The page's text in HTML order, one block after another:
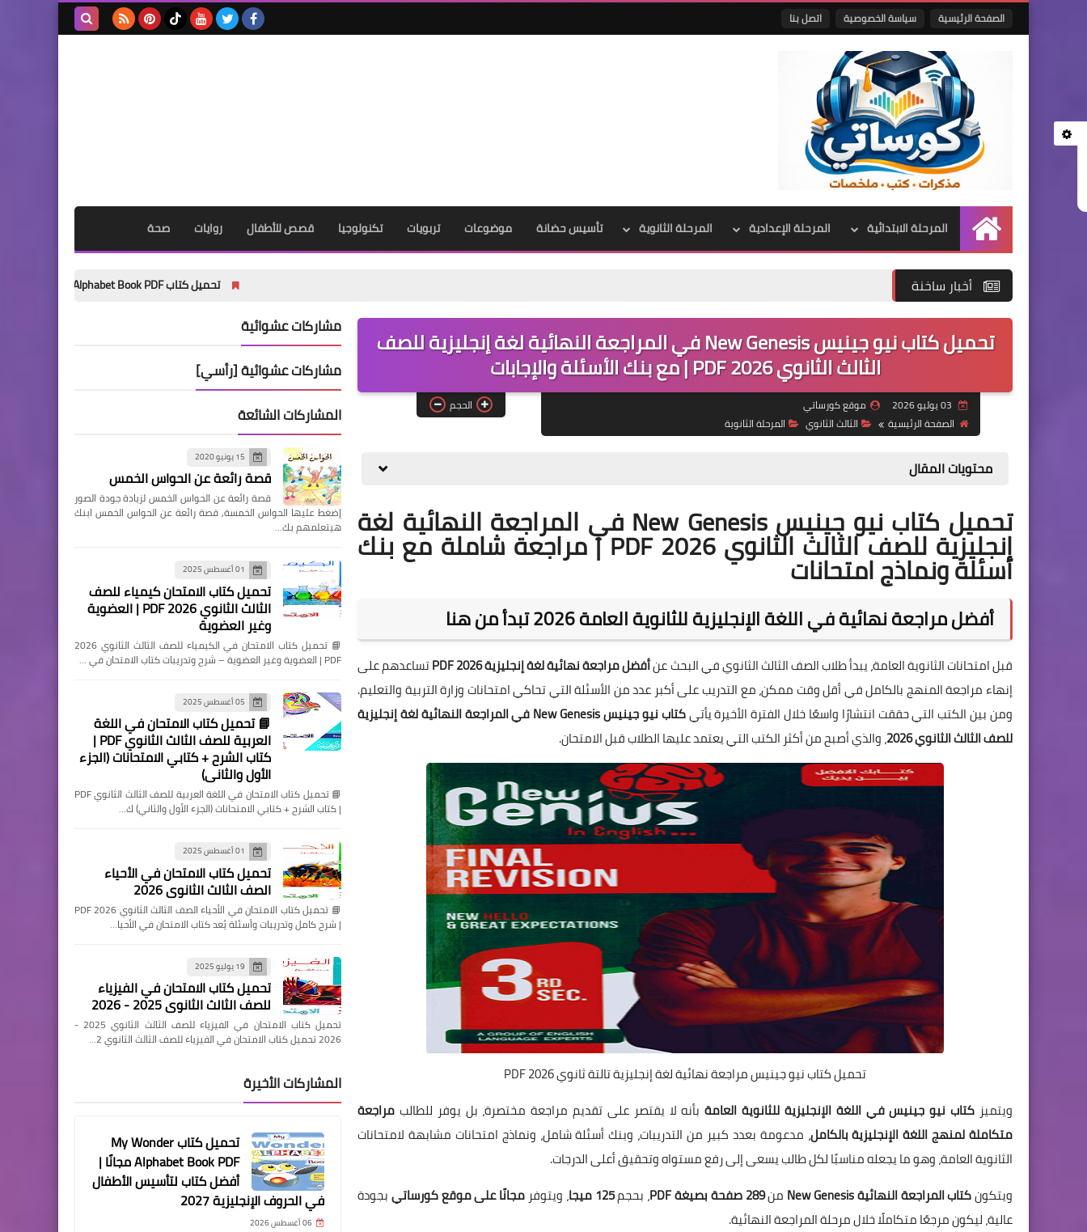
الصفحة الرئيسية سياسة الخصوصية اتصل بنا
الرئيسية
المرحلة الابتدائية المرحلة الإعدادية المرحلة الثانوية تأسيس حضانة موضوعات تربويات تكنولوجيا قصص للأطفال روايات صحة
أخبار ساخنة تحميل كتاب My Wonder Alphabet Book PDF مجانًا | أفضل كتاب لتأسيس الأطفال في الحروف الإنجليزية 2027
تحميل كتاب نيو جينيس New Genesis في المراجعة النهائية لغة إنجليزية للصف
الثالث الثانوي 2026 PDF | مع بنك الأسئلة والإجابات
موقع كورساتي
الصفحة الرئيسية
الثالث الثانوي المرحلة الثانوية
الحجم
محتويات المقال
تحميل كتاب نيو جينيس New Genesis في المراجعة النهائية لغة
إنجليزية للصف الثالث الثانوي 2026 PDF | مراجعة شاملة مع بنك
أسئلة ونماذج امتحانات
أفضل مراجعة نهائية في اللغة الإنجليزية للثانوية العامة 2026 تبدأ من هنا
قبل امتحانات الثانوية العامة، يبدأ طلاب الصف الثالث الثانوي في البحث عنأفضل مراجعة نهائية لغة إنجليزية 2026 PDF
تساعدهم على
إنهاء مراجعة المنهج بالكامل في أقل وقت ممكن، مع التدريب على أكبر عدد من الأسئلة التي تحاكي امتحانات وزارة التربية والتعليم.
ومن بين الكتب التي حققت انتشارًا واسعًا خلال الفترة الأخيرة يأتي
كتاب نيو جينيس New Genesis في المراجعة النهائية لغة إنجليزية
للصف الثالث الثانوي 2026
، والذي أصبح من أكثر الكتب التي يعتمد عليها الطلاب قبل الامتحان.
تحميل كتاب نيو جينيس مراجعة نهائية لغة إنجليزية تالتة ثانوي 2026 PDF
ويتميز كتاب نيو جينيس في اللغة الإنجليزية للثانوية العامةبأنه لا يقتصر على تقديم مراجعة مختصرة، بل يوفر للطالب مراجعة
متكاملة لمنهج اللغة الإنجليزية بالكامل، مدعومة بعدد كبير من التدريبات، وبنك أسئلة شامل، ونماذج امتحانات مشابهة لامتحانات
الثانوية العامة، وهو ما يجعله مناسبًا لكل طالب يسعى إلى رفع مستواه وتحقيق أعلى الدرجات.
ويتكونكتاب المراجعة النهائية New Genesis من289 صفحة بصيغة PDF ، بحجم125 ميجا ، ويتوفر مجانًا على موقع كورساتيبجودة
عالية، ليكون مرجعًا متكاملًا خلال مرحلة المراجعة النهائية.
مشاركات عشوائية
مشاركات عشوائية [رأسي]
المشاركات الشائعة
15 يونيو 2020
قصة رائعة عن الحواس الخمس
قصة رائعة عن الحواس الخمس لزيادة جودة الصور
إضغط عليها الحواس الخمسة, قصة رائعة عن الحواس الخمس ابنك
هيتعلمهم بك…
01 أغسطس 2025
تحميل كتاب الامتحان كيمياء للصف
الثالث الثانوي 2026 PDF | العضوية
وغير العضوية
📘 تحميل كتاب الامتحان في الكيمياء للصف الثالث الثانوي 2026
PDF | العضوية وغير العضوية – شرح وتدريبات كتاب الامتحان في …
05 أغسطس 2025
📘 تحميل كتاب الامتحان في اللغة
العربية للصف الثالث الثانوي PDF |
كتاب الشرح + كتابي الامتحانات (الجزء
الأول والثاني)
📘 تحميل كتاب الامتحان في اللغة العربية للصف الثالث الثانوي PDF
| كتاب الشرح + كتابي الامتحانات (الجزء الأول والثاني) ك…
01 أغسطس 2025
تحميل كتاب الامتحان في الأحياء
الصف الثالث الثانوي 2026
📘 تحميل كتاب الامتحان في الأحياء الصف الثالث الثانوي 2026 PDF
| شرح كامل وتدريبات وأسئلة يُعد كتاب الامتحان في الأحيا…
19 يوليو 2025
تحميل كتاب الامتحان في الفيزياء
للصف الثالث الثانوي 2025 - 2026
تحميل كتاب الامتحان في الفيزياء للصف الثالث الثانوي 2025 -
2026 تحميل كتاب الامتحان في الفيزياء للصف الثالث الثانوي 2…
المشاركات الأخيرة
تحميل كتاب My Wonder
Alphabet Book PDF مجانًا |
أفضل كتاب لتأسيس الأطفال
في الحروف الإنجليزية 2027
06 أغسطس 2026